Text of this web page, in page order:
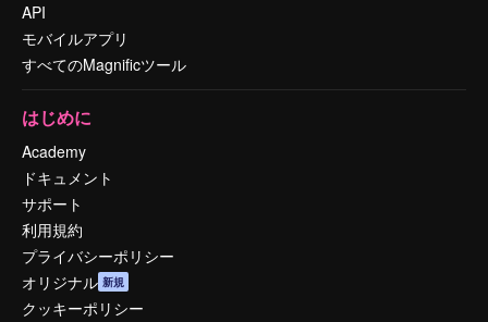
API
モバイルアプリ
すべてのMagnificツール
はじめに
Academy
ドキュメント
サポート
利用規約
プライバシーポリシー
オリジナル 新規
クッキーポリシー